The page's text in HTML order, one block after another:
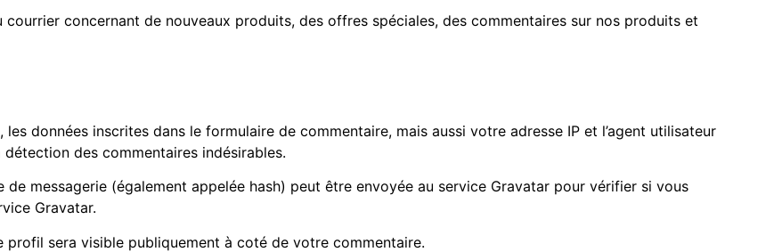
concernant de nouveaux produits, des offres spéciales, des commentaires sur nos produits et
données inscrites dans le formulaire de commentaire, mais aussi votre adresse IP et l’agent utilisateur
des commentaires indésirables.
messagerie (également appelée hash) peut être envoyée au service Gravatar pour vérifier si vous
Gravatar.
sera visible publiquement à coté de votre commentaire.